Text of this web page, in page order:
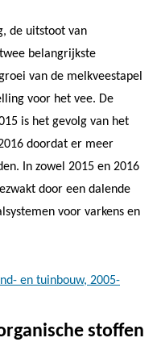
de uitstoot van
belangrijkste
van de melkveestapel
voor het vee. De
is het gevolg van het
doordat er meer
In zowel 2015 en 2016
door een dalende
voor varkens en
en tuinbouw, 2005-
stoffen